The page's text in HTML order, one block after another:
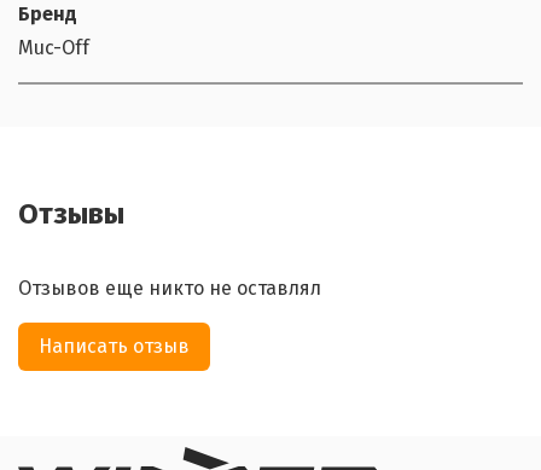
Бренд
Muc-Off
Отзывы
Отзывов еще никто не оставлял
Написать отзыв